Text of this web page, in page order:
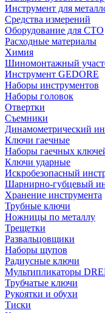
Инструмент для
Средства измерений
Оборудование для СТО
Расходные материалы
Химия
Шиномонтажный
Инструмент GEDORE
Наборы инструментов
Наборы головок
Отвертки
Съемники
Динамометрический
Ключи гаечные
Наборы гаечных
Ключи ударные
Искробезопасный
Шарнирно-губцевый
Хранение инструмента
Трубные ключи
Ножницы по металлу
Трещетки
Развальцовщики
Наборы щупов
Радиусные ключи
Мультипликаторы
Трубчатые ключи
Рукоятки и обухи
Тиски